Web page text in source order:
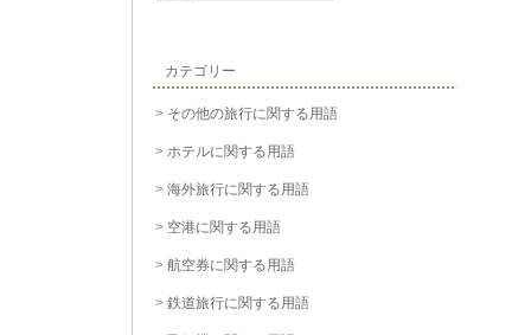
カテゴリー
その他の旅行に関する用語
ホテルに関する用語
海外旅行に関する用語
空港に関する用語
航空券に関する用語
鉄道旅行に関する用語